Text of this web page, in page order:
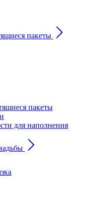
пакеты
пакеты
для наполнения